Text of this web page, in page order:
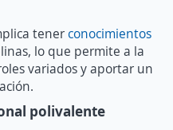
tenerconocimientos
lo que permite a la
variados y aportar un
polivalente